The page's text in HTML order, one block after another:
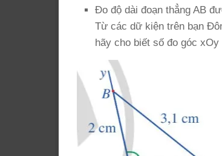
Đo độ dài đoạn thẳng AB
Từ các dữ kiện trên bạn
hãy cho biết số đo góc